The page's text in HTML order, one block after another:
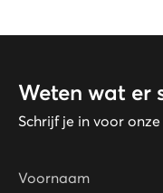
Weten wat er
Schrijf je in voor
Voornaam